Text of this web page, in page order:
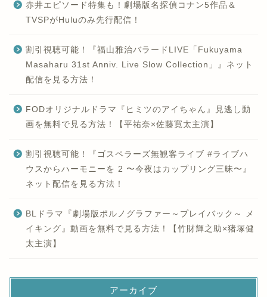
赤井エピソード特集も！劇場版名探偵コナン5作品＆
TVSPがHuluのみ先行配信！
割引視聴可能！『福山雅治バラードLIVE「Fukuyama
Masaharu 31st Anniv. Live Slow Collection」』ネット
配信を見る方法！
FODオリジナルドラマ『ヒミツのアイちゃん』見逃し動
画を無料で見る方法！【平祐奈×佐藤寛太主演】
割引視聴可能！『ゴスペラーズ無観客ライブ #ライブハ
ウスからハーモニーを 2 〜今夜はカップリング三昧〜』
ネット配信を見る方法！
BLドラマ『劇場版ポルノグラファー～プレイバック～ メ
イキング』動画を無料で見る方法！【竹財輝之助×猪塚健
太主演】
アーカイブ